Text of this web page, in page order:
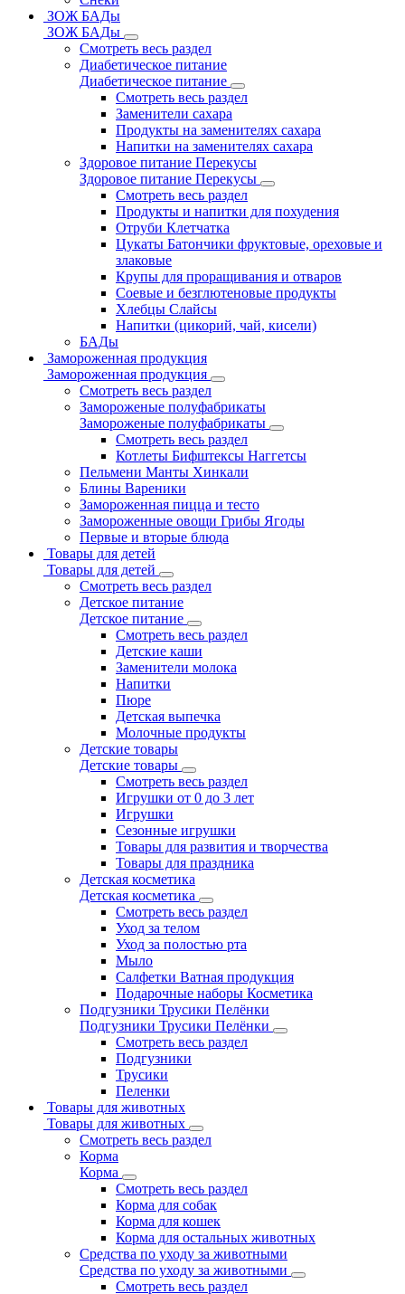
ЗОЖ БАДы
ЗОЖ БАДы
Смотреть весь раздел
Диабетическое питание
Диабетическое питание
Смотреть весь раздел
Заменители сахара
Продукты на заменителях сахара
Напитки на заменителях сахара
Здоровое питание Перекусы
Здоровое питание Перекусы
Смотреть весь раздел
Продукты и напитки для похудения
Отруби Клетчатка
Цукаты Батончики фруктовые, ореховые и
злаковые
Крупы для проращивания и отваров
Соевые и безглютеновые продукты
Хлебцы Слайсы
Напитки (цикорий, чай, кисели)
БАДы
Замороженная продукция
Замороженная продукция
Смотреть весь раздел
Замороженые полуфабрикаты
Замороженые полуфабрикаты
Смотреть весь раздел
Котлеты Бифштексы Наггетсы
Пельмени Манты Хинкали
Блины Вареники
Замороженная пицца и тесто
Замороженные овощи Грибы Ягоды
Первые и вторые блюда
Товары для детей
Товары для детей
Смотреть весь раздел
Детское питание
Детское питание
Смотреть весь раздел
Детские каши
Заменители молока
Напитки
Пюре
Детская выпечка
Молочные продукты
Детские товары
Детские товары
Смотреть весь раздел
Игрушки от 0 до 3 лет
Игрушки
Сезонные игрушки
Товары для развития и творчества
Товары для праздника
Детская косметика
Детская косметика
Смотреть весь раздел
Уход за телом
Уход за полостью рта
Мыло
Салфетки Ватная продукция
Подарочные наборы Косметика
Подгузники Трусики Пелёнки
Подгузники Трусики Пелёнки
Смотреть весь раздел
Подгузники
Трусики
Пеленки
Товары для животных
Товары для животных
Смотреть весь раздел
Корма
Корма
Смотреть весь раздел
Корма для собак
Корма для кошек
Корма для остальных животных
Средства по уходу за животными
Средства по уходу за животными
Смотреть весь раздел